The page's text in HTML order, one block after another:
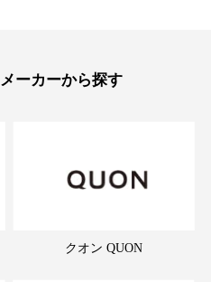
メーカーから探す
クオン QUON